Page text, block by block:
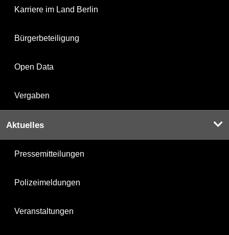
Karriere im Land Berlin
Bürgerbeteiligung
Open Data
Vergaben
Aktuelles
Pressemitteilungen
Polizeimeldungen
Veranstaltungen